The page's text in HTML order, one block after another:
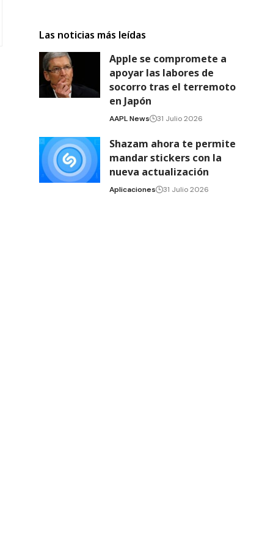
Las noticias más leídas
Apple se compromete a
apoyar las labores de
socorro tras el terremoto
en Japón
AAPL News 31 Julio 2026
Shazam ahora te permite
mandar stickers con la
nueva actualización
Aplicaciones 31 Julio 2026